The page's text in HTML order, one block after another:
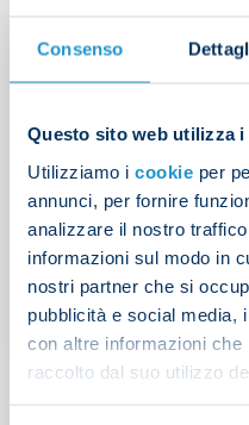
Consenso
Questo sito web utilizza i
Utilizziamo i cookie per
annunci, per fornire
analizzare il nostro
informazioni sul modo in
nostri partner che si
pubblicità e social media,
con altre informazioni che
raccolto dal suo utilizzo
Lazio v
facts